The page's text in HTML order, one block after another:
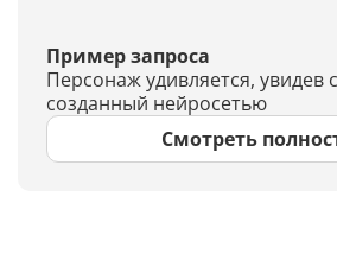
Пример запроса
Персонаж удивляется, увидев
созданный нейросетью
Смотреть